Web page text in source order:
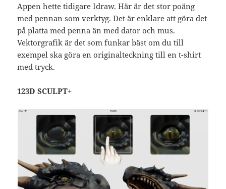
Appen hette tidigare Idraw. Här är det stor poäng
med pennan som verktyg. Det är enklare att göra det
på platta med penna än med dator och mus.
Vektorgrafik är det som funkar bäst om du till
exempel ska göra en originalteckning till en t-shirt
med tryck.
123D SCULPT+